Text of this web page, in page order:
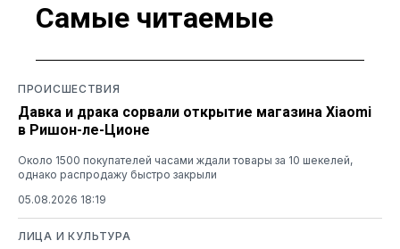
Самые читаемые
ПРОИСШЕСТВИЯ
Давка и драка сорвали открытие магазина Xiaomi
в Ришон-ле-Ционе
Около 1500 покупателей часами ждали товары за 10 шекелей,
однако распродажу быстро закрыли
05.08.2026 18:19
ЛИЦА И КУЛЬТУРА